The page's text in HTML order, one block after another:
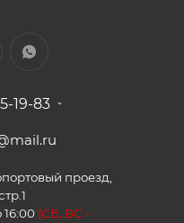
19-83
проезд,
(СБ, ВС -